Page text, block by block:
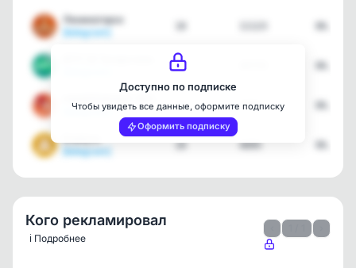
Лениногорск
[telegram]
37
[telegram]
23 7702
[telegram]
18 4095
Доступно по подписке
Чтобы увидеть все данные, оформите подписку
Оформить подписку
Кого рекламировал
ℹ️ Подробнее